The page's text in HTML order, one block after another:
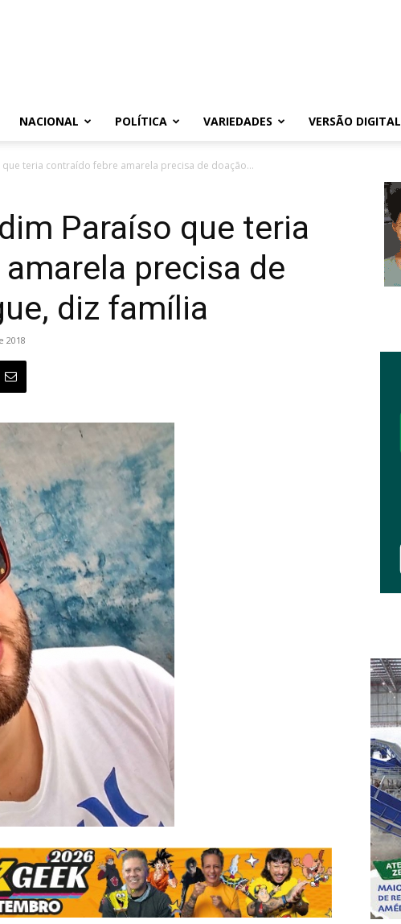
NACIONAL POLÍTICA VARIEDADES VERSÃO DIGITAL
teria contraído febre amarela precisa de doação...
Paraíso que teria
precisa de
diz família
2018